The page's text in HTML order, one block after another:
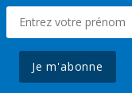
Je m'abonne